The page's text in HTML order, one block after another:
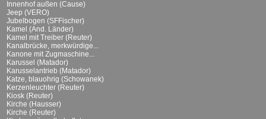
Innenhof außen (Cause)
Jeep (VERO)
Jubelbogen (SFFischer)
Kamel (And. Länder)
Kamel mit Treiber (Reuter)
Kanalbrücke, merkwürdige...
Kanone mit Zugmaschine...
Karussel (Matador)
Karusselantrieb (Matador)
Katze, blauohrig (Schowanek)
Kerzenleuchter (Reuter)
Kiosk (Reuter)
Kirche (Hausser)
Kirche (Reuter)